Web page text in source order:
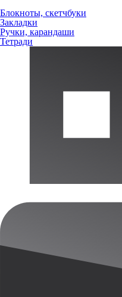
Блокноты, скетчбуки
Закладки
Ручки, карандаши
Тетради